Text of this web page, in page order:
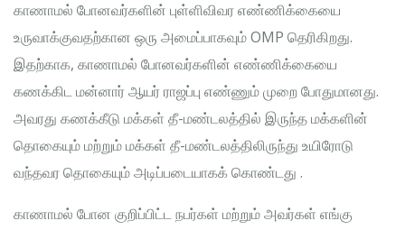
காணாமல் போனவர்களின் புள்ளிவிவர எண்ணிக்கையை
உருவாக்குவதற்கான ஒரு அமைப்பாகவும் OMP தெரிகிறது.
இதற்காக, காணாமல் போனவர்களின் எண்ணிக்கையை
கணக்கிட மன்னார் ஆயர் ராஜப்பு எண்ணும் முறை போதுமானது.
அவரது கணக்கீடு மக்கள் தீ-மண்டலத்தில் இருந்த மக்களின்
தொகையும் மற்றும் மக்கள் தீ-மண்டலத்திலிருந்து உயிரோடு
வந்தவர தொகையும் அடிப்படையாகக் கொண்டது .
காணாமல் போன குறிப்பிட்ட நபர்கள் மற்றும் அவர்கள் எங்கு